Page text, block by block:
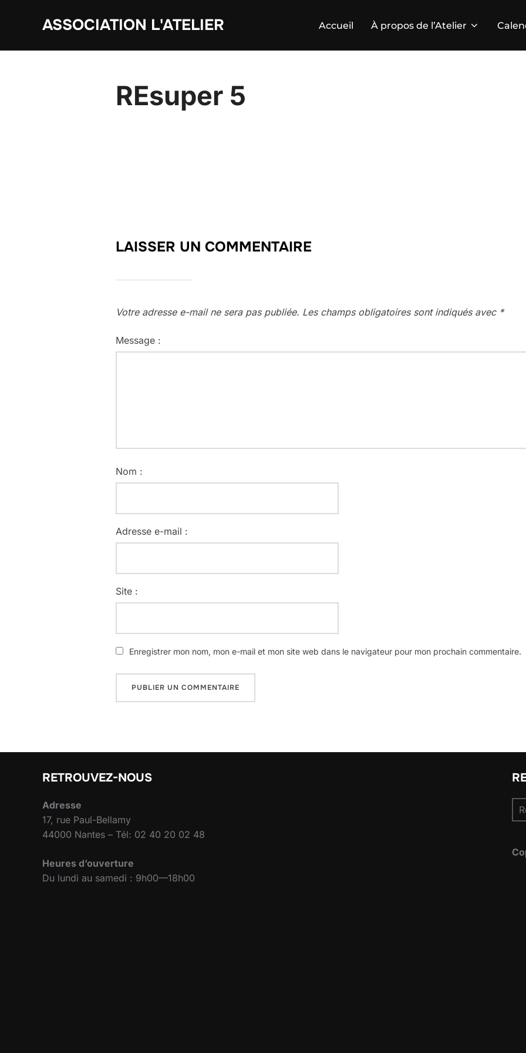
ASSOCIATION L'ATELIER Accueil À propos de l’Atelier
REsuper 5
LAISSER UN COMMENTAIRE
Votre adresse e-mail ne sera pas publiée. Les champs obligatoires sont indiqués avec *
Message :
Nom :
Adresse e-mail :
Site :
Enregistrer mon nom, mon e-mail et mon site web dans le navigateur pour mon prochain commentaire.
RETROUVEZ-NOUS
Adresse
17, rue Paul-Bellamy
44000 Nantes – Tél: 02 40 20 02 48
Heures d’ouverture
Du lundi au samedi : 9h00—18h00